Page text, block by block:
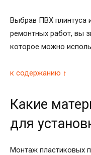
Выбрав ПВХ плинтуса
ремонтных работ, вы
которое можно
к содержанию ↑
Какие
для
Монтаж пластиковых